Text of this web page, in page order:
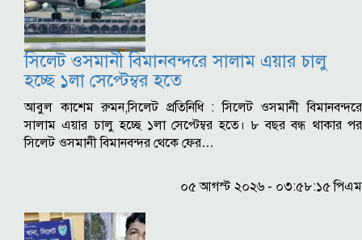
সিলেট ওসমানী বিমানবন্দরে সালাম এয়ার চালু
হচ্ছে ১লা সেপ্টেম্বর হতে
আবুল কাশেম রুমন,সিলেট প্রতিনিধি : সিলেট ওসমানী বিমানবন্দরে
সালাম এয়ার চালু হচ্ছে ১লা সেপ্টেম্বর হতে। ৮ বছর বন্ধ থাকার পর
সিলেট ওসমানী বিমানবন্দর থেকে ফের…
০৫ আগস্ট ২০২৬ - ০৩:৫৮:১৫ পিএম